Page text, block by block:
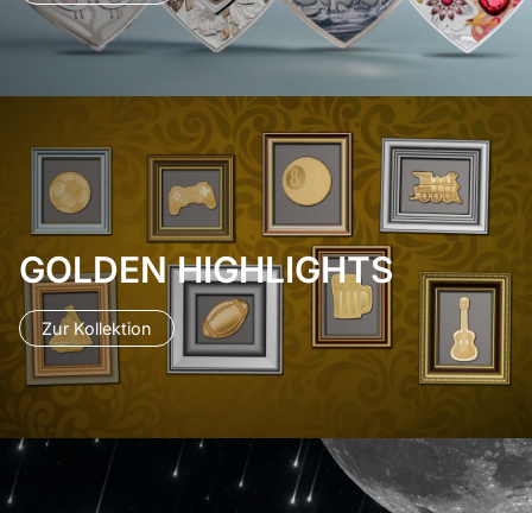
GOLDEN HIGHLIGHTS
Zur Kollektion